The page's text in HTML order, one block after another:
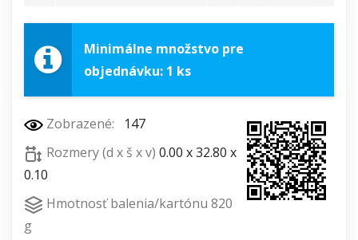
Minimálne množstvo pre
objednávku: 1 ks
Zobrazené:
147
Rozmery (d x š x v) 0.00 x 32.80 x
0.10
Hmotnosť balenia/kartónu 820
g